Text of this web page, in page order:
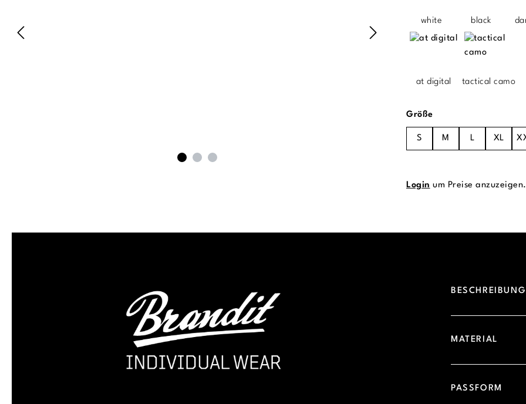
white black
at digital tactical camo
Größeauswählen
S M L XL
Login um Preise anzuzeigen.
BESCHREIBUNG
MATERIAL
PASSFORM